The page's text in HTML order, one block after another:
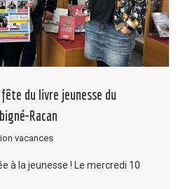
du livre jeunesse du
Racan
vacances
à la jeunesse ! Le mercredi 10